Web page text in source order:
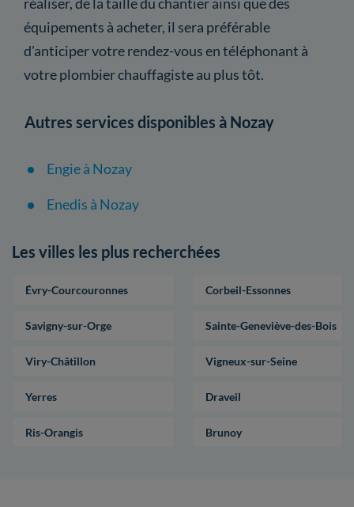
équipements à acheter, il sera préférable
d'anticiper votre rendez-vous en téléphonant à
votre plombier chauffagiste au plus tôt.
Autres services disponibles à Nozay
Engie à Nozay
Enedis à Nozay
Les villes les plus recherchées
Évry-Courcouronnes Corbeil-Essonnes
Savigny-sur-Orge Sainte-Geneviève-des-Bois
Viry-Châtillon Vigneux-sur-Seine
Yerres Draveil
Ris-Orangis Brunoy